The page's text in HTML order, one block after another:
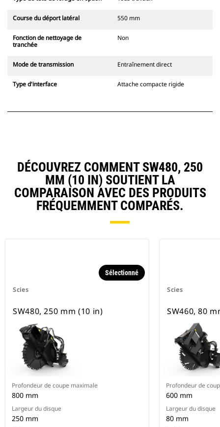
Course du déport latéral 550 mm
Fonction de nettoyage de
tranchée
Non
Mode de transmission Entraînement direct
Type d'interface Attache compacte rigide
DÉCOUVREZ COMMENT SW480, 250
MM (10 IN) SOUTIENT LA
COMPARAISON AVEC DES PRODUITS
FRÉQUEMMENT COMPARÉS.
Scies
Sélectionné
SW480, 250 mm (10 in)
Profondeur de coupe maximale
800 mm
Largeur du disque
250 mm
Scies
SW460, 80
Profondeur de
600 mm
Largeur du disque
80 mm